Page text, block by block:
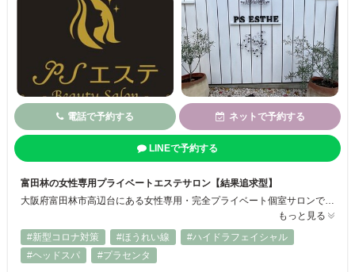
電話で予約する ネットで予約する
LINEで予約する
富田林の女性専用プライベートエステサロン【結果追求型】
もっと見る
#新型コロナ対策
#ほうれい線
#ハイドラフェイシャル
#ヘッドスパ
#プラセンタ